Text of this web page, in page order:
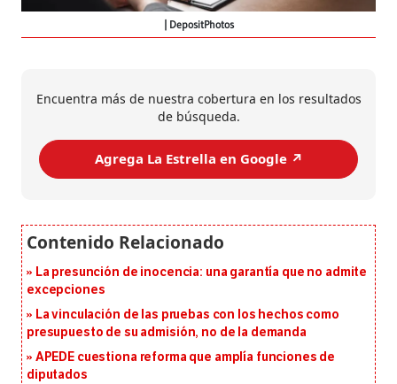
DepositPhotos
Encuentra más de nuestra cobertura en los resultados
de búsqueda.
Agrega La Estrella en Google ↗️
La presunción de inocencia: una garantía que no admite
excepciones
La vinculación de las pruebas con los hechos como
presupuesto de su admisión, no de la demanda
APEDE cuestiona reforma que amplía funciones de
diputados